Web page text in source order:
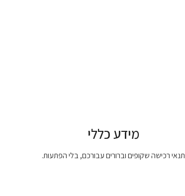
מידע כללי
תנאי רכישה שקופים וברורים עבורכם, בלי הפתעות.